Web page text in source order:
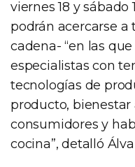
viernes 18 y sábado
podrán acercarse a
cadena- “en las
especialistas con
tecnologías de
producto,
consumidores y
cocina”, detalló